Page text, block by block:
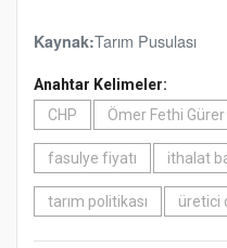
Kaynak:Tarım Pusulası
Anahtar Kelimeler:
CHP
Ömer Fethi Gürer
fasulye fiyatı ithalat
tarım politikası üretici